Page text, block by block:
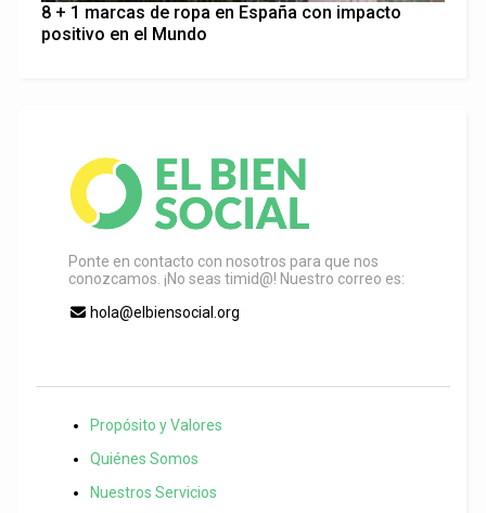
8 + 1 marcas de ropa en España con impacto
positivo en el Mundo
Ponte en contacto con nosotros para que nos
conozcamos. ¡No seas timid@! Nuestro correo es:
hola@elbiensocial.org
Propósito y Valores
Quiénes Somos
Nuestros Servicios